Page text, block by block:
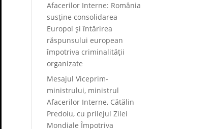
Afacerilor Interne: România
susține consolidarea
Europol și întărirea
răspunsului european
împotriva criminalității
organizate
Mesajul Viceprim-
ministrului, ministrul
Afacerilor Interne, Cătălin
Predoiu, cu prilejul Zilei
Mondiale Împotriva